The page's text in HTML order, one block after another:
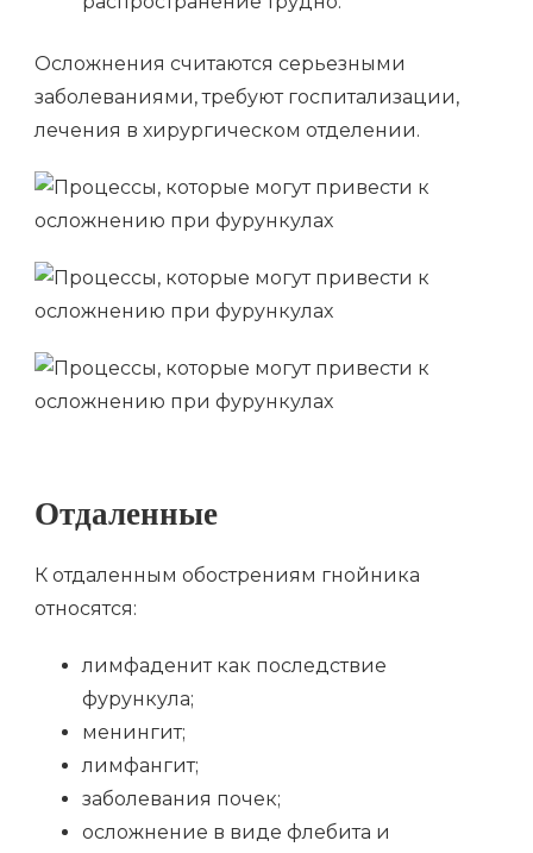
Осложнения считаются серьезными
заболеваниями, требуют госпитализации,
лечения в хирургическом отделении.
Отдаленные
К отдаленным обострениям гнойника
относятся:
лимфаденит как последствие
фурункула;
менингит;
лимфангит;
заболевания почек;
осложнение в виде флебита и